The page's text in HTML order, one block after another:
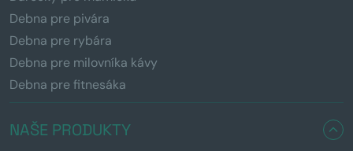
Debna pre pivára
Debna pre rybára
Debna pre milovníka kávy
Debna pre fitnesáka
NAŠE PRODUKTY